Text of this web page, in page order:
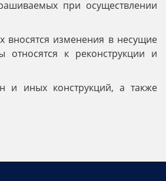
при осуществлении
вносятся изменения в несущие
относятся к реконструкции и
и иных конструкций, а также